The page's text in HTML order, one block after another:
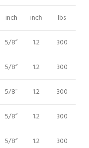
inch inch lbs
5/8” 1.2 300
5/8” 1.2 300
5/8” 1.2 300
5/8” 1.2 300
5/8” 1.2 300